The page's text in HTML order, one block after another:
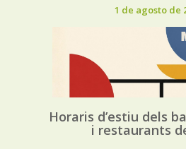
1 de agosto de
Horaris d’estiu dels
i restaurants